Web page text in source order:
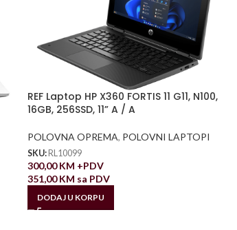
REF Laptop HP X360 FORTIS 11 G11, N100,
16GB, 256SSD, 11” A / A
POLOVNA OPREMA, POLOVNI LAPTOPI
SKU: RL10099
300,00KM +PDV
351,00KM sa PDV
DODAJ U KORPU